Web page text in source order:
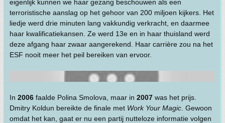
eigenlijk kunnen we haar gezang beschouwen als een
terroristische aanslag op het gehoor van 200 miljoen kijkers. Het
liedje werd drie minuten lang vakkundig verkracht, en daarmee
haar kwalificatiekansen. Ze werd 13e en in haar thuisland werd
deze afgang haar zwaar aangerekend. Haar carrière zou na het
ESF nooit meer het peil bereiken van ervoor.
In 2006 faalde Polina Smolova, maar in 2007 was het prijs.
Dmitry Koldun bereikte de finale met Work Your Magic . Gewoon
omdat het kan, gaat er nu een partij nutteloze informatie volgen